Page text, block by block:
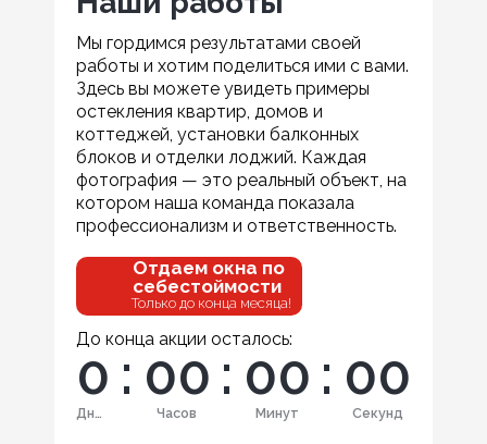
Мы гордимся результатами своей
работы и хотим поделиться ими с вами.
Здесь вы можете увидеть примеры
остекления квартир, домов и
коттеджей, установки балконных
блоков и отделки лоджий. Каждая
фотография — это реальный объект, на
котором наша команда показала
профессионализм и ответственность.
До конца акции осталось:
Только до конца месяца!
Отдаем окна по
себестоймости
0
Дней
: 00
Часов
: 00
Минут
: 00
Секунд